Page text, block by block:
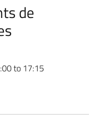
de
to 17:15